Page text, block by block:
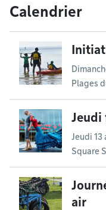
Calendrier
Plages
Jeudi
Jeudi 13
Square
air